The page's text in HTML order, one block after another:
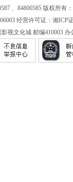
、84800585 版权所有
经营许可证：湘ICP
视文化城 邮编410003 办